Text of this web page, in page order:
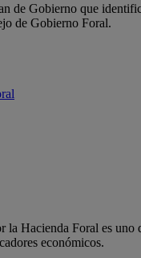
de Gobierno que
de Gobierno Foral.
Hacienda Foral es
económicos.